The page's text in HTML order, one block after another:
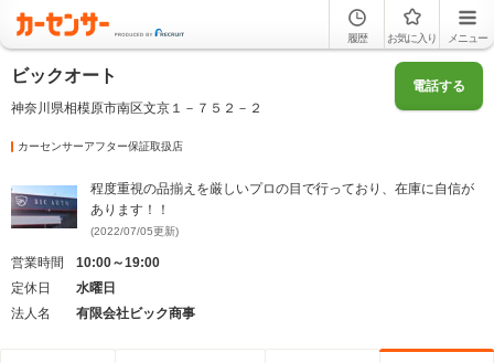
履歴 お気に入り メニュー
ビックオート
神奈川県相模原市南区文京１－７５２－２
電話する
カーセンサーアフター保証取扱店
程度重視の品揃えを厳しいプロの目で行っており、在庫に自信が
あります！！
(2022/07/05更新)
営業時間
10:00～19:00
定休日
水曜日
法人名
有限会社ビック商事